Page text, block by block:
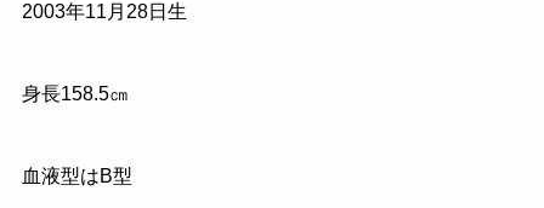
2003年11月28日生
身長158.5㎝
血液型はB型